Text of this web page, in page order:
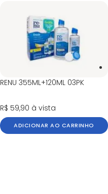
RENU 355ML+120ML 03PK
R$ 59,90 à vista
ADICIONAR AO CARRINHO